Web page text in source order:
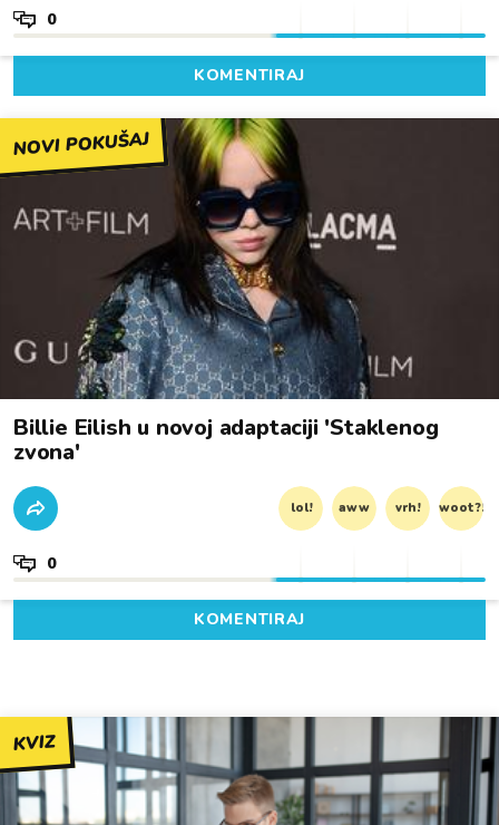
0
KOMENTIRAJ
NOVI POKUŠAJ
Billie Eilish u novoj adaptaciji 'Staklenog
zvona'
lol! aww vrh! woot?!
0
KOMENTIRAJ
KVIZ